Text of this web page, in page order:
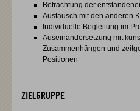
Betrachtung der
Austausch mit den anderen
Individuelle Begleitung im
Auseinandersetzung mit
Zusammenhängen und
Positionen
ZIELGRUPPE